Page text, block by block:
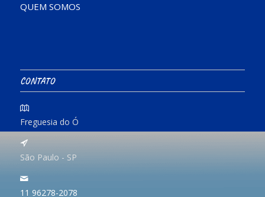
QUEM SOMOS
CONTATO
Freguesia do Ó
São Paulo - SP
11 96278-2078